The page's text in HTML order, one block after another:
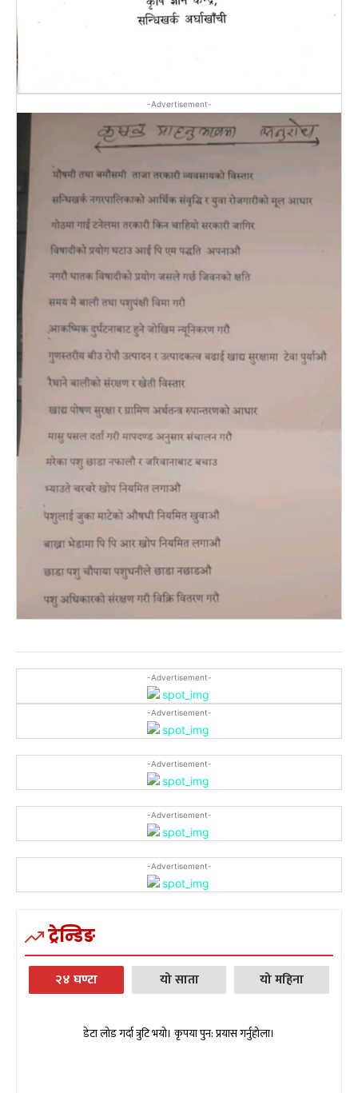
-Advertisement-
-Advertisement-
-Advertisement-
-Advertisement-
-Advertisement-
-Advertisement-
ट्रेन्डिङ
२४ घण्टा यो साता यो महिना
डेटा लोड गर्दा त्रुटि भयो। कृपया पुन: प्रयास गर्नुहोला।